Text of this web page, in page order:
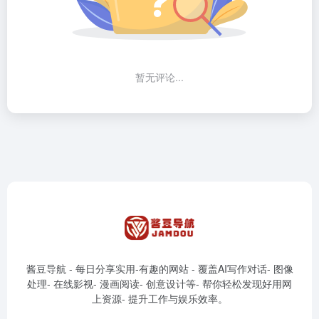
暂无评论...
酱豆导航 - 每日分享实用-有趣的网站 - 覆盖AI写作对话- 图像
处理- 在线影视- 漫画阅读- 创意设计等- 帮你轻松发现好用网
上资源- 提升工作与娱乐效率。